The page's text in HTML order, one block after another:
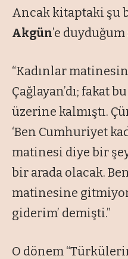
Ancak kitaptaki şu
Akgün’e duyduğum
“Kadınlar
Çağlayan’dı; fakat
üzerine kalmıştı.
‘Ben Cumhuriyet
matinesi diye bir
bir arada olacak.
matinesine
giderim’ demişti.”
O dönem